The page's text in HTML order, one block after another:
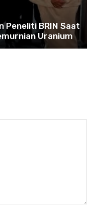
Peneliti BRIN Saat
Uranium